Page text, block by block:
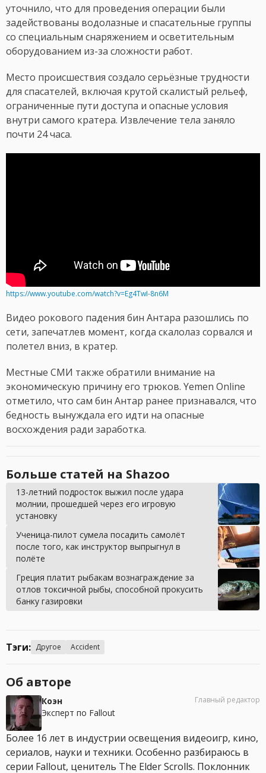
уточнило, что для проведения операции были
задействованы водолазные и спасательные группы
со специальным снаряжением и осветительным
оборудованием из-за сложности работ.
Место происшествия создало серьёзные трудности
для спасателей, включая крутой скалистый рельеф,
ограниченные пути доступа и опасные условия
внутри самого кратера. Извлечение тела заняло
почти 24 часа.
https://www.youtube.com/watch?v=Eg4TwI-8n6M
Видео рокового падения бин Антара разошлись по
сети, запечатлев момент, когда скалолаз сорвался и
полетел вниз, в кратер.
Местные СМИ также обратили внимание на
экономическую причину его трюков. Yemen Online
отметило, что сам бин Антар ранее признавался, что
бедность вынуждала его идти на опасные
восхождения ради заработка.
Больше статей на Shazoo
13-летний подросток выжил после удара
молнии, прошедшей через его игровую
установку
Ученица-пилот сумела посадить самолёт
после того, как инструктор выпрыгнул в
полёте
Греция платит рыбакам вознаграждение за
отлов токсичной рыбы, способной прокусить
банку газировки
Тэги: Другое Accident
Об авторе
Коэн
Эксперт по Fallout
Главный редактор
Более 16 лет в индустрии освещения видеоигр, кино,
сериалов, науки и техники. Особенно разбираюсь в
серии Fallout, ценитель The Elder Scrolls. Поклонник